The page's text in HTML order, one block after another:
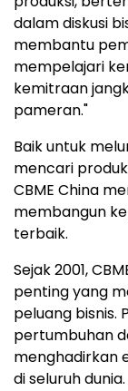
dalam diskusi
membantu
mempelajari
kemitraan
pameran."
Baik untuk
mencari
CBME China
membangun
terbaik.
Sejak 2001,
penting yang
peluang bisnis.
pertumbuhan
menghadirkan
di seluruh dunia.